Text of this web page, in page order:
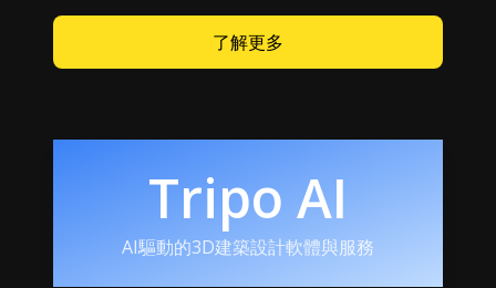
了解更多
Tripo AI
AI驅動的3D建築設計軟體與服務